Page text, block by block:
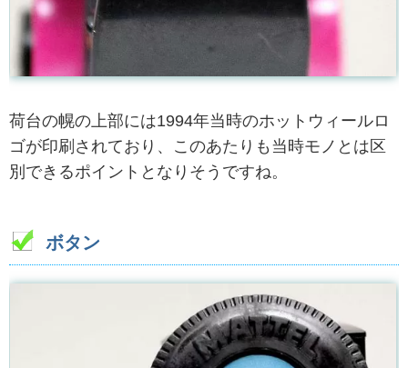
荷台の幌の上部には1994年当時のホットウィールロ
ゴが印刷されており、このあたりも当時モノとは区
別できるポイントとなりそうですね。
ボタン